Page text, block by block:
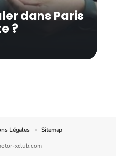
dans Paris
?
xclub.com
Légales Sitemap